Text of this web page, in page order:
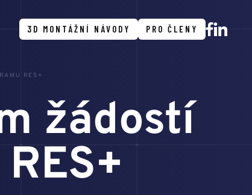
3D MONTÁŽNÍ NÁVODY PRO ČLENY
RES+
žádostí